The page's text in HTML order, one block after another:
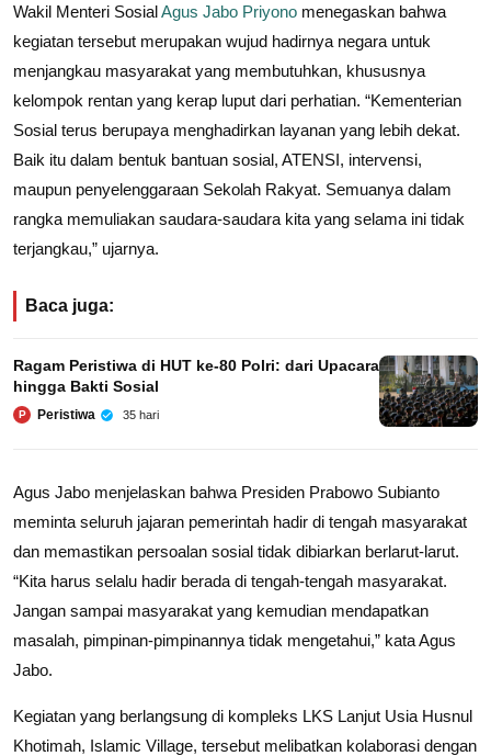
Wakil Menteri SosialAgus Jabo Priyono menegaskan bahwa
kegiatan tersebut merupakan wujud hadirnya negara untuk
menjangkau masyarakat yang membutuhkan, khususnya
kelompok rentan yang kerap luput dari perhatian. “Kementerian
Sosial terus berupaya menghadirkan layanan yang lebih dekat.
Baik itu dalam bentuk bantuan sosial, ATENSI, intervensi,
maupun penyelenggaraan Sekolah Rakyat. Semuanya dalam
rangka memuliakan saudara-saudara kita yang selama ini tidak
terjangkau,” ujarnya.
Baca juga:
Ragam Peristiwa di HUT ke-80 Polri: dari Upacara
hingga Bakti Sosial
P Peristiwa 35 hari
Agus Jabo menjelaskan bahwa Presiden Prabowo Subianto
meminta seluruh jajaran pemerintah hadir di tengah masyarakat
dan memastikan persoalan sosial tidak dibiarkan berlarut-larut.
“Kita harus selalu hadir berada di tengah-tengah masyarakat.
Jangan sampai masyarakat yang kemudian mendapatkan
masalah, pimpinan-pimpinannya tidak mengetahui,” kata Agus
Jabo.
Kegiatan yang berlangsung di kompleks LKS Lanjut Usia Husnul
Khotimah, Islamic Village, tersebut melibatkan kolaborasi dengan